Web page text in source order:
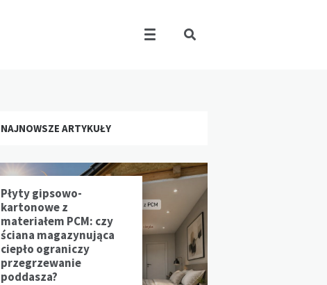
NAJNOWSZE ARTYKUŁY
Płyty gipsowo-
kartonowe z
materiałem PCM: czy
ściana magazynująca
ciepło ograniczy
przegrzewanie
poddasza?